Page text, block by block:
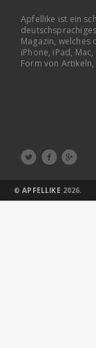
Apfellike ist ein
Magazin, welches
iPhone, iPad,
Form von
  
©APFELLIKE 2026.